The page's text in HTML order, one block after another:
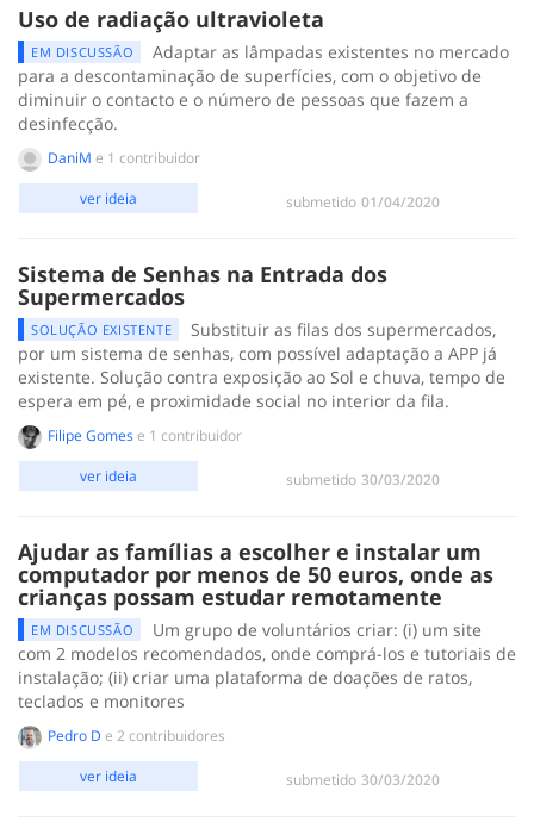
Uso de radiação ultravioleta
EM DISCUSSÃO
Adaptar as lâmpadas existentes no mercado
para a descontaminação de superfícies, com o objetivo de
diminuir o contacto e o número de pessoas que fazem a
desinfecção.
DaniM e 1 contribuidor
submetido ‎01/04/2020
ver ideia
Sistema de Senhas na Entrada dos
Supermercados
SOLUÇÃO EXISTENTE
Substituir as filas dos supermercados,
por um sistema de senhas, com possível adaptação a APP já
existente. Solução contra exposição ao Sol e chuva, tempo de
espera em pé, e proximidade social no interior da fila.
Filipe Gomese 1 contribuidor
submetido ‎30/03/2020
ver ideia
Ajudar as famílias a escolher e instalar um
computador por menos de 50 euros, onde as
crianças possam estudar remotamente
EM DISCUSSÃO
Um grupo de voluntários criar: (i) um site
com 2 modelos recomendados, onde comprá-los e tutoriais de
instalação; (ii) criar uma plataforma de doações de ratos,
teclados e monitores
Pedro D e 2 contribuidores
submetido ‎30/03/2020
ver ideia